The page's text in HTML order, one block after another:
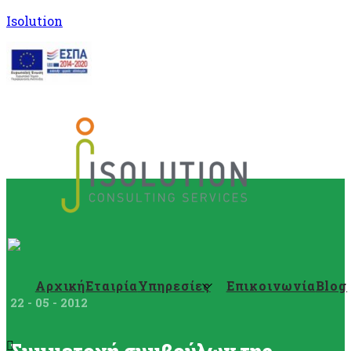
Isolution
ΑρχικήΕταιρίαΥπηρεσίες ΕπικοινωνίαBlog
22 - 05 - 2012